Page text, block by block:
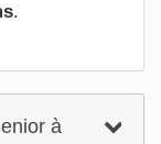
.
à